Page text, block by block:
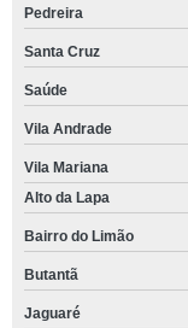
Pedreira
Santa Cruz
Saúde
Vila Andrade
Vila Mariana
Alto da Lapa
Bairro do Limão
Butantã
Jaguaré